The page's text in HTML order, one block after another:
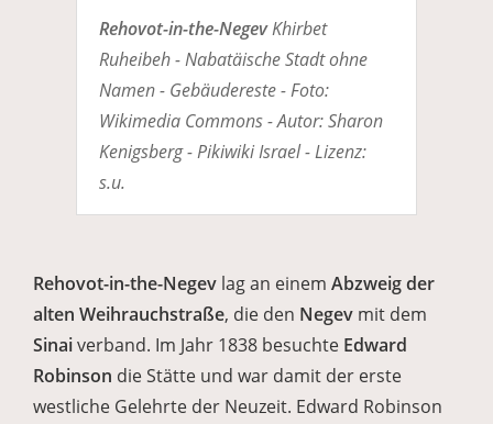
Rehovot-in-the-NegevKhirbet
Ruheibeh - Nabatäische Stadt ohne
Namen - Gebäudereste - Foto:
Wikimedia Commons - Autor: Sharon
Kenigsberg - Pikiwiki Israel - Lizenz:
s.u.
Rehovot-in-the-Negev lag an einem Abzweig der
alten Weihrauchstraße, die den Negev mit dem
Sinaiverband. Im Jahr 1838 besuchte Edward
Robinson die Stätte und war damit der erste
westliche Gelehrte der Neuzeit. Edward Robinson